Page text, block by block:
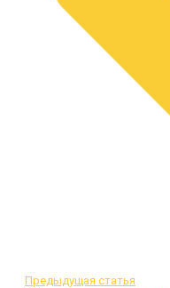
Предыдущая статья